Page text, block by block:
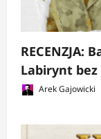
RECENZJA:
Labirynt bez
Arek Gajowicki